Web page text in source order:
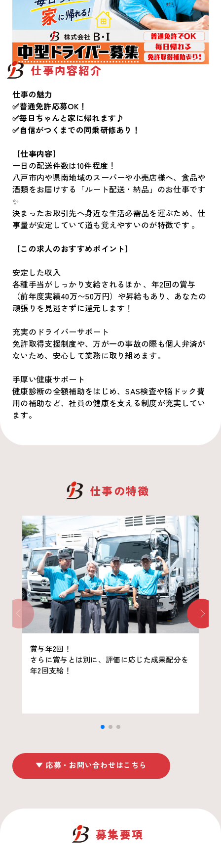
仕事内容紹介
仕事の魅力
✅普通免許応募OK！
✅毎日ちゃんと家に帰れます♪
✅自信がつくまでの同乗研修あり！
【仕事内容】
一日の配送件数は10件程度！
八戸市内や県南地域のスーパーや小売店様へ、食品や
酒類をお届けする「ルート配送・納品」のお仕事です
✨
決まったお取引先へ身近な生活必需品を運ぶため、仕
事量が安定していて道も覚えやすいのが特徴です 。
【この求人のおすすめポイント】
安定した収入
各種手当がしっかり支給されるほか 、年2回の賞与
（前年度実績40万〜50万円）や昇給もあり、あなたの
頑張りを見逃さずに還元します！
充実のドライバーサポート
免許取得支援制度や、万が一の事故の際も個人弁済が
ないため、安心して業務に取り組めます。
手厚い健康サポート
健康診断の全額補助をはじめ、SAS検査や脳ドック費
用の補助など、社員の健康を支える制度が充実してい
ます。
仕事の特徴
賞与年2回！
さらに賞与とは別に、評価に応じた成果配分を
年2回支給！
▼ 応募・お問い合わせはこちら
募集要項